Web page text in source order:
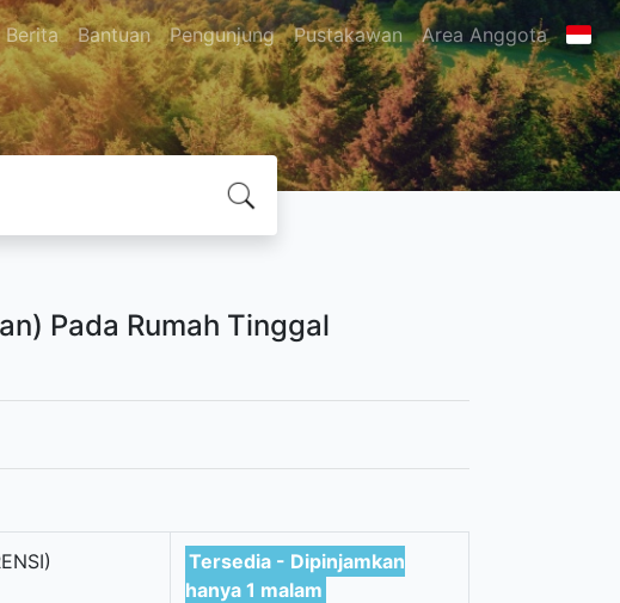
Berita Bantuan Pengunjung Pustakawan Area Anggota
Pada Rumah Tinggal
Tersedia - Dipinjamkan
hanya 1 malam